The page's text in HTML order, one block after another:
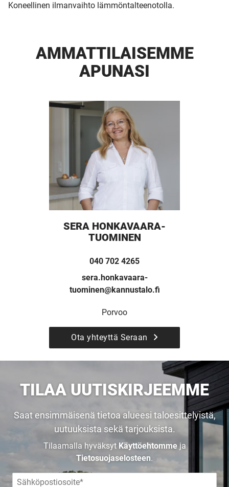
Koneellinen ilmanvaihto lämmöntalteenotolla.
AMMATTI­LAISEMME
APUNASI
SERA HONKAVAARA-
TUOMINEN
040 702 4265
sera.honkavaara-
tuominen@kannustalo.fi
Porvoo
Ota yhteyttä Seraan
TILAA UUTISKIRJEEMME
Saat ensimmäisenä tietoa alueesi taloesittelyistä,
uutuuksista sekä tarjouksista.
Tilaamalla hyväksyt Käyttöehtommeja
Tietosuojaselosteen.
UUSI
UNELMISTA
KODIKSI-
TALOKIRJA ON